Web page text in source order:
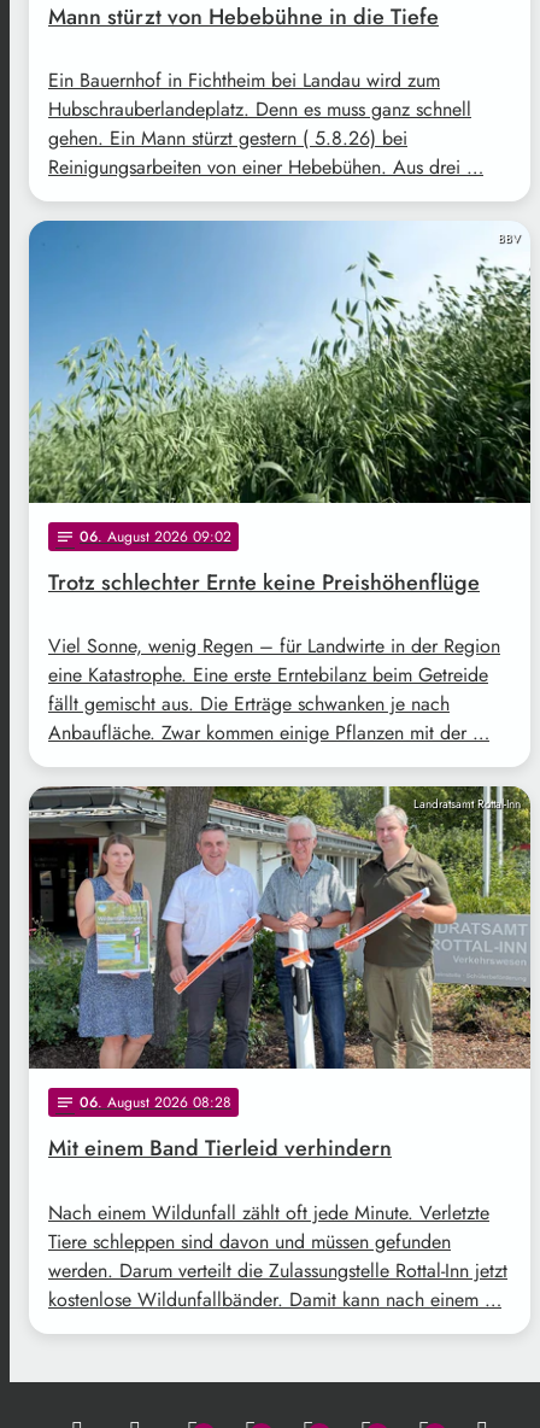
Mann stürzt von Hebebühne in die Tiefe
Ein Bauernhof in Fichtheim bei Landau wird zum
Hubschrauberlandeplatz. Denn es muss ganz schnell
gehen. Ein Mann stürzt gestern ( 5.8.26) bei
Reinigungsarbeiten von einer Hebebühen. Aus drei …
BBV
notes 06. August 2026 09:02
Trotz schlechter Ernte keine Preishöhenflüge
Viel Sonne, wenig Regen – für Landwirte in der Region
eine Katastrophe. Eine erste Erntebilanz beim Getreide
fällt gemischt aus. Die Erträge schwanken je nach
Anbaufläche. Zwar kommen einige Pflanzen mit der …
Landratsamt Rottal-Inn
notes 06. August 2026 08:28
Mit einem Band Tierleid verhindern
Nach einem Wildunfall zählt oft jede Minute. Verletzte
Tiere schleppen sind davon und müssen gefunden
werden. Darum verteilt die Zulassungstelle Rottal-Inn jetzt
kostenlose Wildunfallbänder. Damit kann nach einem …